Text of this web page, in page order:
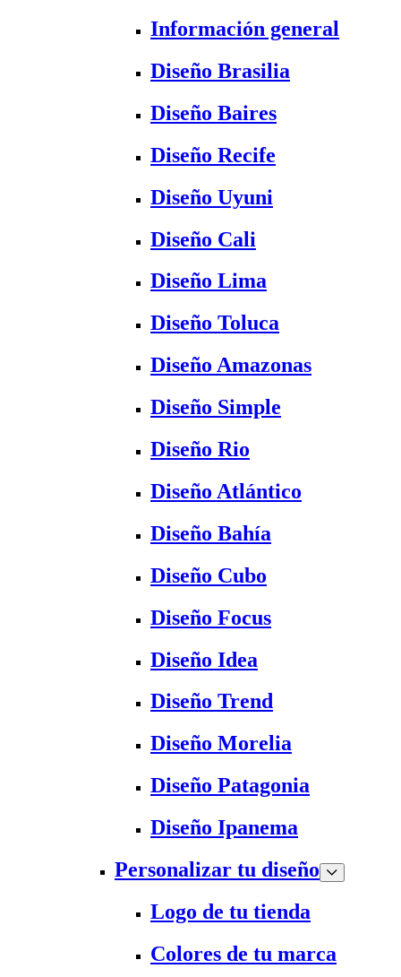
Información general
Diseño Brasilia
Diseño Baires
Diseño Recife
Diseño Uyuni
Diseño Cali
Diseño Lima
Diseño Toluca
Diseño Amazonas
Diseño Simple
Diseño Rio
Diseño Atlántico
Diseño Bahía
Diseño Cubo
Diseño Focus
Diseño Idea
Diseño Trend
Diseño Morelia
Diseño Patagonia
Diseño Ipanema
Personalizar tu diseño
Logo de tu tienda
Colores de tu marca